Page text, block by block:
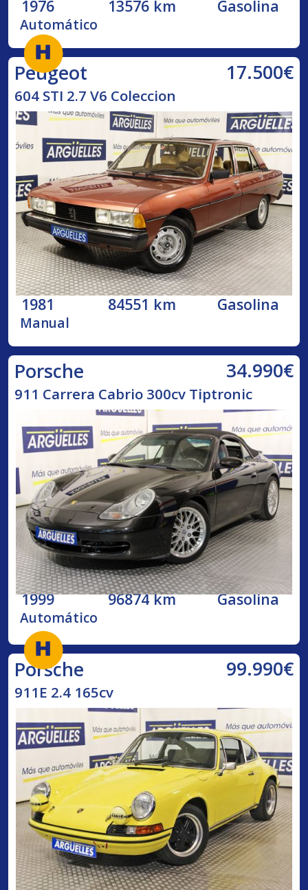
1976 13576 km Gasolina
Automático
Peugeot 17.500€
604 STI 2.7 V6 Coleccion
1981 84551 km Gasolina
Manual
Porsche 34.990€
911 Carrera Cabrio 300cv Tiptronic
1999 96874 km Gasolina
Automático
Porsche 99.990€
911E 2.4 165cv